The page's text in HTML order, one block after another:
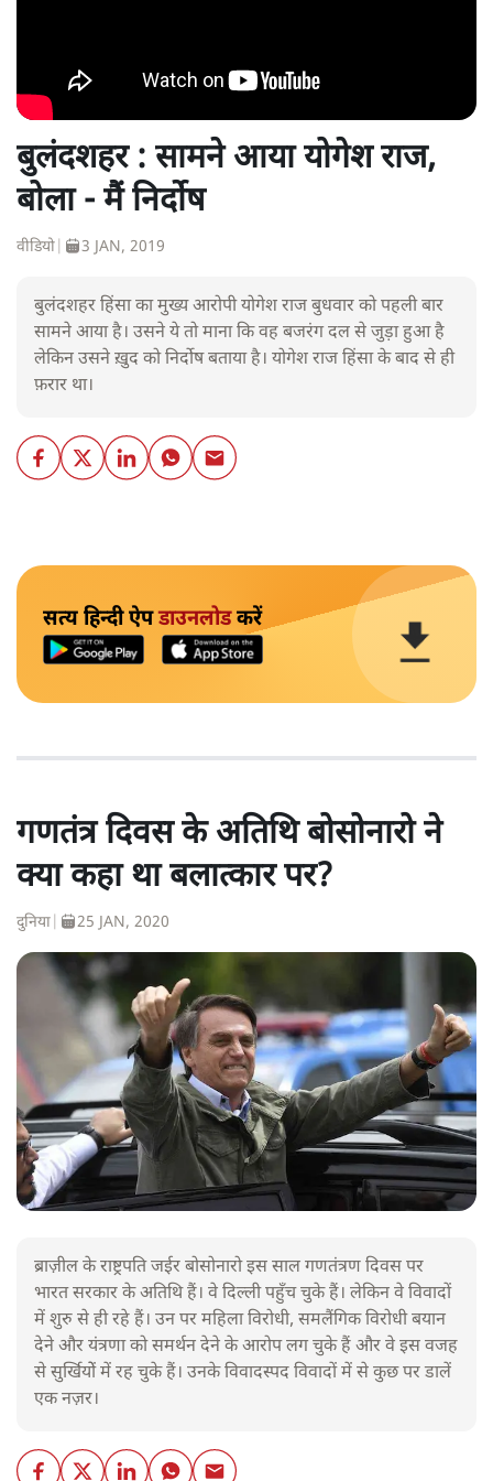
बुलंदशहर : सामने आया योगेश राज,
बोला - मैं निर्दोष
वीडियो 3 JAN, 2019
बुलंदशहर हिंसा का मुख्य आरोपी योगेश राज बुधवार को पहली बार
सामने आया है। उसने ये तो माना कि वह बजरंग दल से जुड़ा हुआ है
लेकिन उसने ख़ुद को निर्दोष बताया है। योगेश राज हिंसा के बाद से ही
फ़रार था।
सत्य हिन्दी ऐपडाउनलोडकरें
गणतंत्र दिवस के अतिथि बोसोनारो ने
क्या कहा था बलात्कार पर?
दुनिया 25 JAN, 2020
ब्राज़ील के राष्ट्रपति जईर बोसोनारो इस साल गणतंत्रण दिवस पर
भारत सरकार के अतिथि हैं। वे दिल्ली पहुँच चुके हैं। लेकिन वे विवादों
में शुरु से ही रहे हैं। उन पर महिला विरोधी, समलैंगिक विरोधी बयान
देने और यंत्रणा को समर्थन देने के आरोप लग चुके हैं और वे इस वजह
से सुर्खियोें में रह चुके हैं। उनके विवादस्पद विवादों में से कुछ पर डालें
एक नज़र।